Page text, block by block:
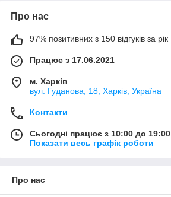
Про нас
97% позитивних з 150 відгуків за рік
Працює з 17.06.2021
м. Харків
вул. Гуданова, 18, Харків, Україна
Контакти
Сьогодні працює з 10:00 до 19:00
Показати весь графік роботи
Про нас